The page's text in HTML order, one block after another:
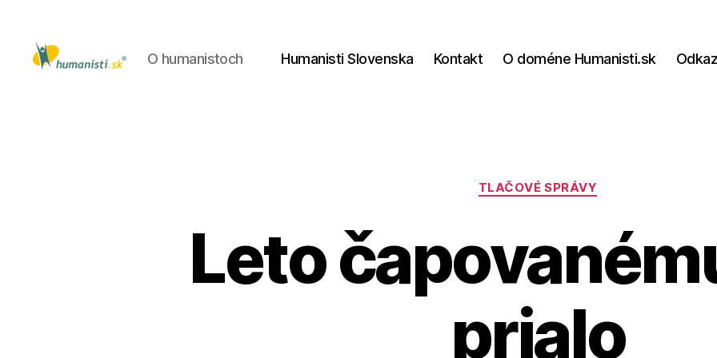
O humanistoch Humanisti Slovenska Kontakt O doméne Humanisti.sk
Kategórie
TLAČOVÉ SPRÁVY
Leto
prialo